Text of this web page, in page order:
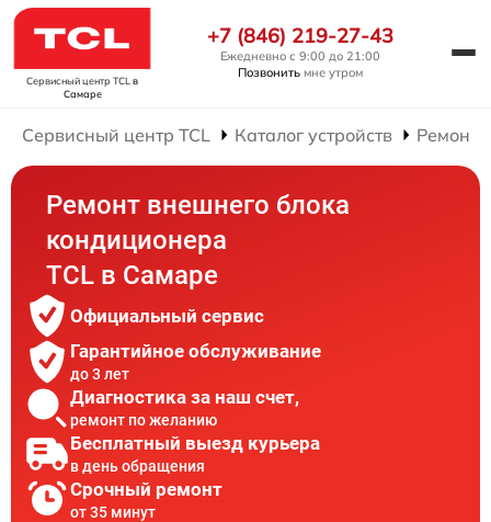
Сервисный центр TCL в
Самаре
+7 (846) 219-27-43
Ежедневно с 9:00 до 21:00
Позвонить мне утром
Сервисный центр TCL Каталог устройств Ремонт
Ремонт внешнего блока
кондиционера
TCL в Самаре
Официальный сервис
Гарантийное обслуживание
до 3 лет
Диагностика за наш счет,
ремонт по желанию
Бесплатный выезд курьера
в день обращения
Срочный ремонт
от 35 минут